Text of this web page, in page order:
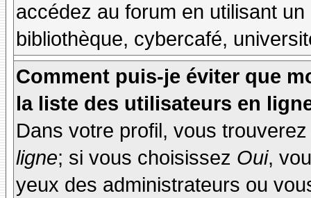
accédez au forum en utilisant
bibliothèque, cybercafé,
Comment puis-je éviter que
la liste des utilisateurs en
Dans votre profil, vous
ligne; si vous choisissez Oui,
yeux des administrateurs ou